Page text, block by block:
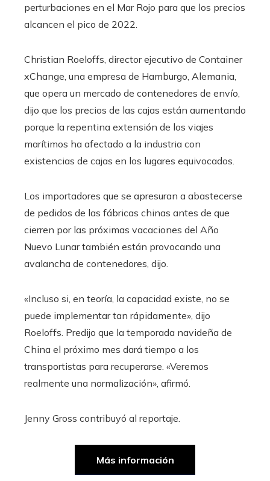
perturbaciones en el Mar Rojo para que los precios
alcancen el pico de 2022.
Christian Roeloffs, director ejecutivo de Container
xChange, una empresa de Hamburgo, Alemania,
que opera un mercado de contenedores de envío,
dijo que los precios de las cajas están aumentando
porque la repentina extensión de los viajes
marítimos ha afectado a la industria con
existencias de cajas en los lugares equivocados.
Los importadores que se apresuran a abastecerse
de pedidos de las fábricas chinas antes de que
cierren por las próximas vacaciones del Año
Nuevo Lunar también están provocando una
avalancha de contenedores, dijo.
«Incluso si, en teoría, la capacidad existe, no se
puede implementar tan rápidamente», dijo
Roeloffs. Predijo que la temporada navideña de
China el próximo mes dará tiempo a los
transportistas para recuperarse. «Veremos
realmente una normalización», afirmó.
Jenny Gross contribuyó al reportaje.
Más información